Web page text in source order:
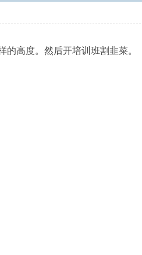
高度。然后开培训班割韭菜。